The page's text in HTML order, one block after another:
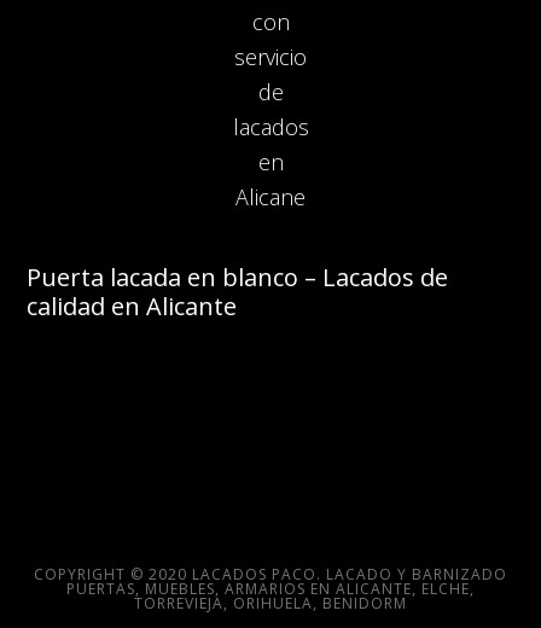
Puerta lacada en blanco – Lacados de
calidad en Alicante
COPYRIGHT © 2020 LACADOS PACO. LACADO Y BARNIZADO
PUERTAS, MUEBLES, ARMARIOS EN ALICANTE, ELCHE,
TORREVIEJA, ORIHUELA, BENIDORM